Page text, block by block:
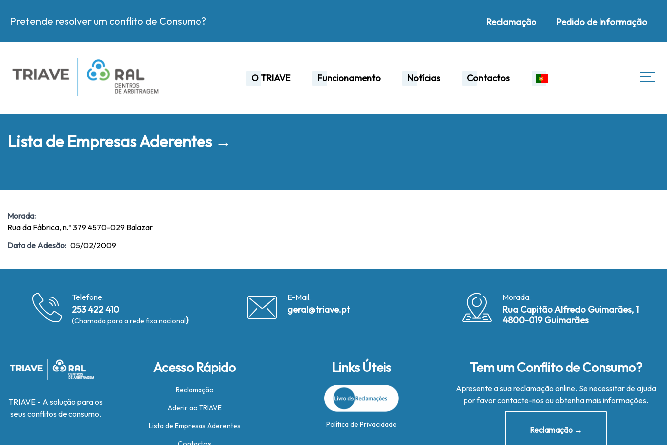
Pretende resolver um conflito de Consumo? Reclamação Pedido de Informação
O TRIAVE Funcionamento Notícias Contactos
Lista de Empresas Aderentes →
Morada:
Rua da Fábrica, n.º 379 4570-029 Balazar
Data de Adesão: 05/02/2009
Telefone:
253 422 410
(Chamada para a rede fixa nacional)
E-Mail:
geral@triave.pt
Morada:
Rua Capitão Alfredo Guimarães, 1
4800-019 Guimarães
TRIAVE - A solução para os
seus conflitos de consumo.
Acesso Rápido
Reclamação
Aderir ao TRIAVE
Lista de Empresas Aderentes
Links Úteis
Política de Privacidade
Tem um Conflito de Consumo?
Apresente a sua reclamação online. Se necessitar de ajuda
por favor contacte-nos ou obtenha mais informações.
Reclamação →